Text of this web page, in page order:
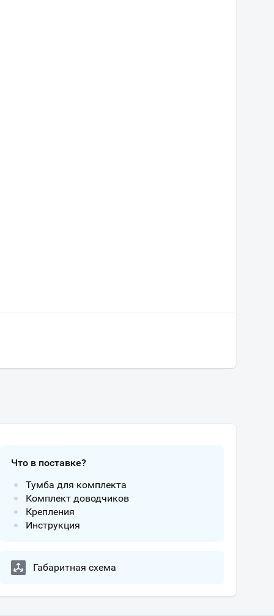
Что в поставке?
Тумба для комплекта
Комплект доводчиков
Крепления
Инструкция
Габаритная схема